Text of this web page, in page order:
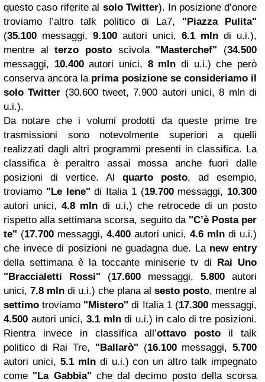
questo caso riferite al solo Twitter). In posizione d’onore
troviamo l’altro talk politico di La7, "Piazza Pulita"
(35.100 messaggi, 9.100 autori unici, 6.1 mln di u.i.),
mentre alterzo posto scivola "Masterchef" (34.500
messaggi, 10.400autori unici, 8 mln di u.i.) che però
conserva ancora la prima posizione se consideriamo il
solo Twitter (30.600 tweet, 7.900 autori unici, 8 mln di
u.i.).
Da notare che i volumi prodotti da queste prime tre
trasmissioni sono notevolmente superiori a quelli
realizzati dagli altri programmi presenti in classifica. La
classifica è peraltro assai mossa anche fuori dalle
posizioni di vertice. Al quarto posto, ad esempio,
troviamo "Le Iene" di Italia 1 (19.700messaggi, 10.300
autori unici,4.8 mln di u.i,) che retrocede di un posto
rispetto alla settimana scorsa, seguito da "C’è Posta per
te" (17.700 messaggi, 4.400 autori unici, 4.6 mln di u.i.)
che invece di posizioni ne guadagna due. La new entry
della settimana è la toccante miniserie tv di Rai Uno
"Braccialetti Rossi" (17.600 messaggi, 5.800 autori
unici, 7.8 mln di u.i.) che plana al sesto posto, mentre al
settimo troviamo "Mistero" di Italia 1 (17.300messaggi,
4.500 autori unici, 3.1 mlndi u.i.) in calo di tre posizioni.
Rientra invece in classifica all’ottavo posto il talk
politico di Rai Tre, "Ballarò" (16.100messaggi,5.700
autori unici, 5.1 mlndi u.i.) con un altro talk impegnato
come "La Gabbia" che dal decimo posto della scorsa